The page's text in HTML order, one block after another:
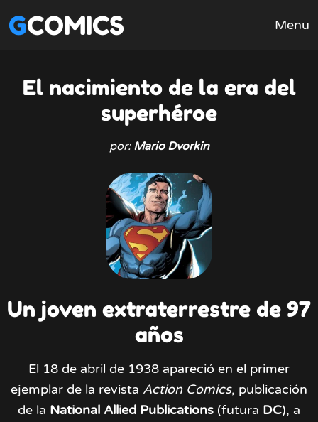
GCOMICS Menu
El nacimiento de la era del
superhéroe
por: Mario Dvorkin
Un joven extraterrestre de 97
años
El 18 de abril de 1938 apareció en el primer
ejemplar de la revista Action Comics, publicación
de la National Allied Publications (futura DC), a